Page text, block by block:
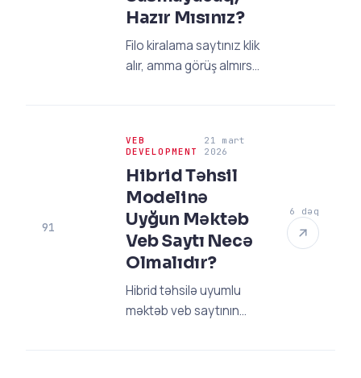
Hazır Mısınız?
Filo kiralama saytınız klik
alır, amma görüş almırsa
telefonlarınızı necə
çaldıracağınızı kəşf
edin.
91
VEB
DEVELOPMENT
21 mart
2026
Hibrid Təhsil
Modelinə
Uyğun Məktəb
Veb Saytı Necə
Olmalıdır?
Hibrid təhsilə uyumlu
məktəb veb saytının
6 dəq